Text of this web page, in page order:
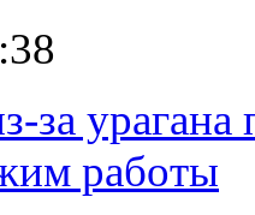
за
работы